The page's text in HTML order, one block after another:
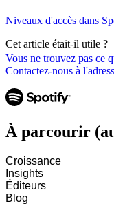
Vous ne trouvez pas ce
Contactez-nous à
Niveaux d'accès dans
Cet article était-il utile ?
À parcourir
Croissance
Insights
Éditeurs
Blog